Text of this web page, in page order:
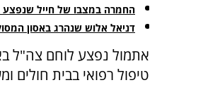
החמרה במצבו של חייל שנפצע
דניאל אלוש שנהרג באסון
אתמול נפצע לוחם צה"ל
טיפול רפואי בבית חולים